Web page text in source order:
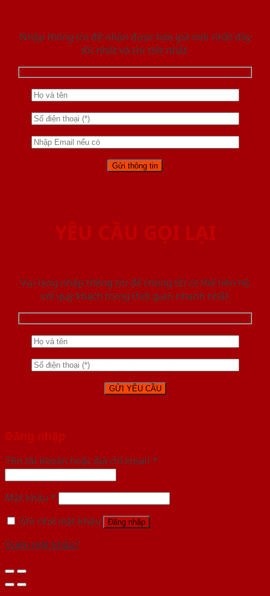
Nhập thông tin để nhận được báo giá mới nhât đầy
đủ nhất và chi tiết nhất.
YÊU CẦU GỌI LẠI
Vui lòng nhập thông tin để chúng tôi có thể liên hệ
với quý khách trong thời gian nhanh nhất.
Đăng nhập
Tên tài khoản hoặc địa chỉ email *
Mật khẩu *
Ghi nhớ mật khẩu
Đăng nhập
Quên mật khẩu?